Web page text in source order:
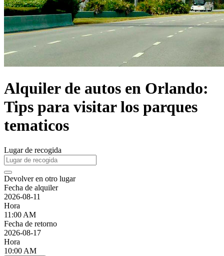
Alquiler de autos en Orlando:
Tips para visitar los parques
tematicos
Lugar de recogida
Devolver en otro lugar
Fecha de alquiler
2026-08-11
Hora
11:00 AM
Fecha de retorno
2026-08-17
Hora
10:00 AM